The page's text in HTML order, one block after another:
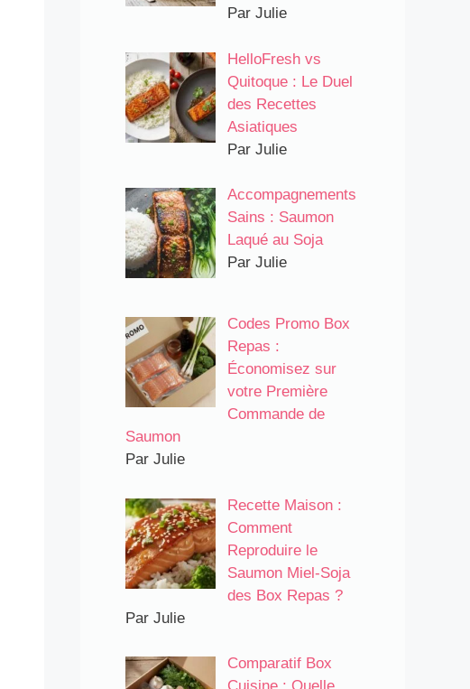
Par Julie
HelloFresh vs
Quitoque : Le Duel
des Recettes
Asiatiques
Par Julie
Accompagnements
Sains : Saumon
Laqué au Soja
Par Julie
Codes Promo Box
Repas :
Économisez sur
votre Première
Commande de
Saumon
Par Julie
Recette Maison :
Comment
Reproduire le
Saumon Miel-Soja
des Box Repas ?
Par Julie
Comparatif Box